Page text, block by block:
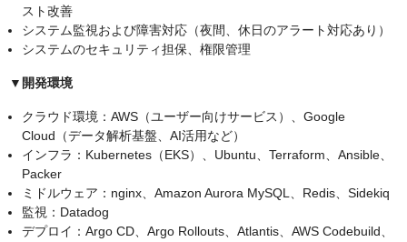
スト改善
システム監視および障害対応（夜間、休日のアラート対応あり）
システムのセキュリティ担保、権限管理
▼開発環境
クラウド環境：AWS（ユーザー向けサービス）、Google
Cloud（データ解析基盤、AI活用など）
インフラ：Kubernetes（EKS）、Ubuntu、Terraform、Ansible、
Packer
ミドルウェア：nginx、Amazon Aurora MySQL、Redis、Sidekiq
監視：Datadog
デプロイ：Argo CD、Argo Rollouts、Atlantis、AWS Codebuild、